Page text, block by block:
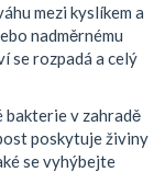
mezi kyslíkem a
nadměrnému
se rozpadá a celý
bakterie v zahradě
poskytuje živiny
se vyhýbejte